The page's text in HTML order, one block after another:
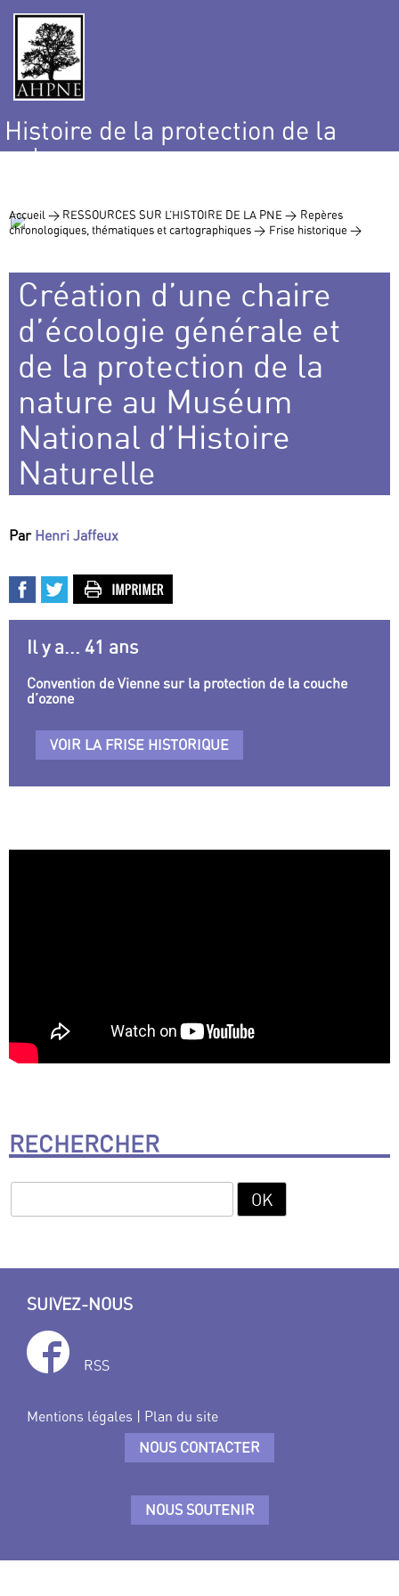
Histoire de la protection de la
nature
Accueil > RESSOURCES SUR L’HISTOIRE DE LA PNE > Repères
chronologiques, thématiques et cartographiques > Frise historique >
Création d’une chaire
d’écologie générale et
de la protection de la
nature au Muséum
National d’Histoire
Naturelle
Par Henri Jaffeux
Il y a... 41 ans
Convention de Vienne sur la protection de la couche
d’ozone
VOIR LA FRISE HISTORIQUE
RECHERCHER
SUIVEZ-NOUS
RSS
Mentions légales | Plan du site
NOUS CONTACTER
NOUS SOUTENIR